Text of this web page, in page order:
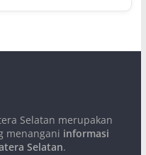
Selatan merupakan
menangani informasi
Selatan.